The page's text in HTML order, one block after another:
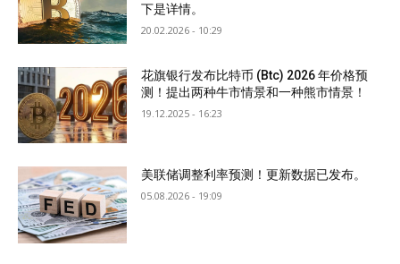
下是详情。
20.02.2026 - 10:29
花旗银行发布比特币 (Btc) 2026 年价格预
测！提出两种牛市情景和一种熊市情景！
19.12.2025 - 16:23
美联储调整利率预测！更新数据已发布。
05.08.2026 - 19:09